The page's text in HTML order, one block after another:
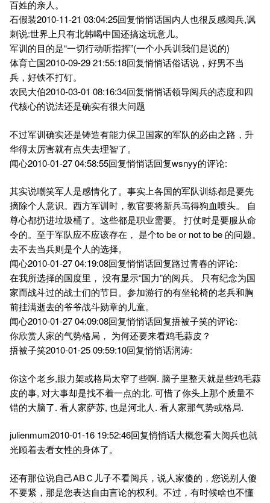
百姓的亲人。
石假装2010-11-21 03:04:25回复悄悄话国内人也很反感阅兵,讽
刺说:世界上只有北韩喝中国还搞这玩意儿。
军训的目的是“一切行动听指挥”(一个小兵训我们是说的)
体育亡国2010-09-29 21:55:18回复悄悄话俗话说，好男不当
兵，好铁不打钉。
农民大伯2010-03-01 08:16:34回复悄悄话领导阅兵的态度和四
代核心的说法还是确实有很大问题
不过军训确实还是铸造有能力保卫国家的军队的必由之路，升
华得太厉害就有点失去理智了。
闻心2010-01-27 04:58:55回复悄悄话回复wsnyy的评论:
其实说嘲笑军人是感情化了。事实上各国的军队训练都是要先
摘除个人意识。西方军训时，教官要将新兵骂得狗血喷头。 自
尊心都扔进垃圾桶了。这些都是职业需要。 打仗时是要服从命
令的。至于军队应不应该存在， 是个to be or not to be 的问题。
去不去当兵则是个人的选择。
闻心2010-01-27 04:19:08回复悄悄话回复路过青春的评论:
在我所选择的国度里， 没有显示“国力”的阅兵。 只有纪念为国
家而战斗过的战士们的节日。参加游行的有坐轮椅的老兵和胸
前挂满逝去的爷爷战斗勋章的儿童。
闻心2010-01-27 04:09:08回复悄悄话回复捂被子笑的评论:
你欣赏人家的气势格局， 为何还要来看鸡毛蒜皮？
捂被子笑2010-01-25 09:59:10回复悄悄话润涛:
你这个老乡,眼力架或格局太窄了些啊. 脑子里整天就是些鸡毛蒜
皮的事, 对大事却是找不着一点的北. 可惜了你头上那个质量不
错的大脑了. 看人家萨苏, 也是河北人. 看人家那气势或格局.
julienmum2010-01-16 19:52:46回复悄悄话大概您看大阅兵也就
光顾着去看女性的身体了。
还有那位说自己ABＣ儿子不看阅兵，说人家傻的，您说别人傻
不要紧，那是您表达自由言论的权利。不过，有时候啥也不懂